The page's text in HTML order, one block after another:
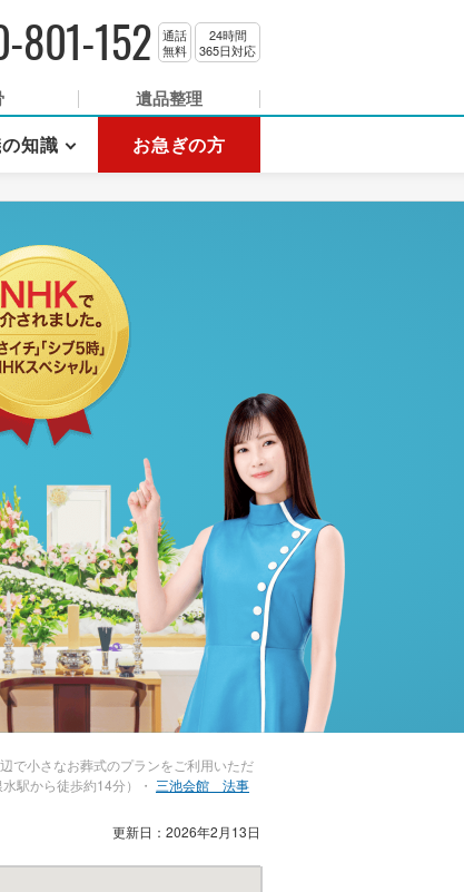
801-152
通話
無料
24時間
365日対応
遺品整理
知識 お急ぎの方
で小さなお葬式のプランをご利用いただ
駅から徒歩約14分）・ 三池会館 法事
更新日：2026年2月13日